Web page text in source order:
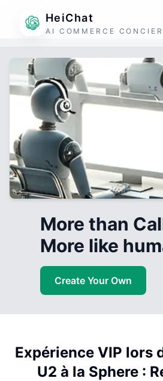
HeiChat
AI COMMERCE
More than
More like
Create Your Own
Expérience VIP lors
U2 à la Sphere :